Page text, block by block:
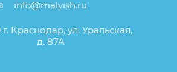
info@malyish.ru
г. Краснодар, ул. Уральская,
д. 87А